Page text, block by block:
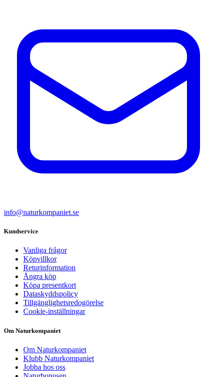
info@naturkompaniet.se
Kundservice
Vanliga frågor
Köpvillkor
Returinformation
Ångra köp
Köpa presentkort
Dataskyddspolicy
Tillgänglighetsredogörelse
Cookie-inställningar
Om Naturkompaniet
Om Naturkompaniet
Klubb Naturkompaniet
Jobba hos oss